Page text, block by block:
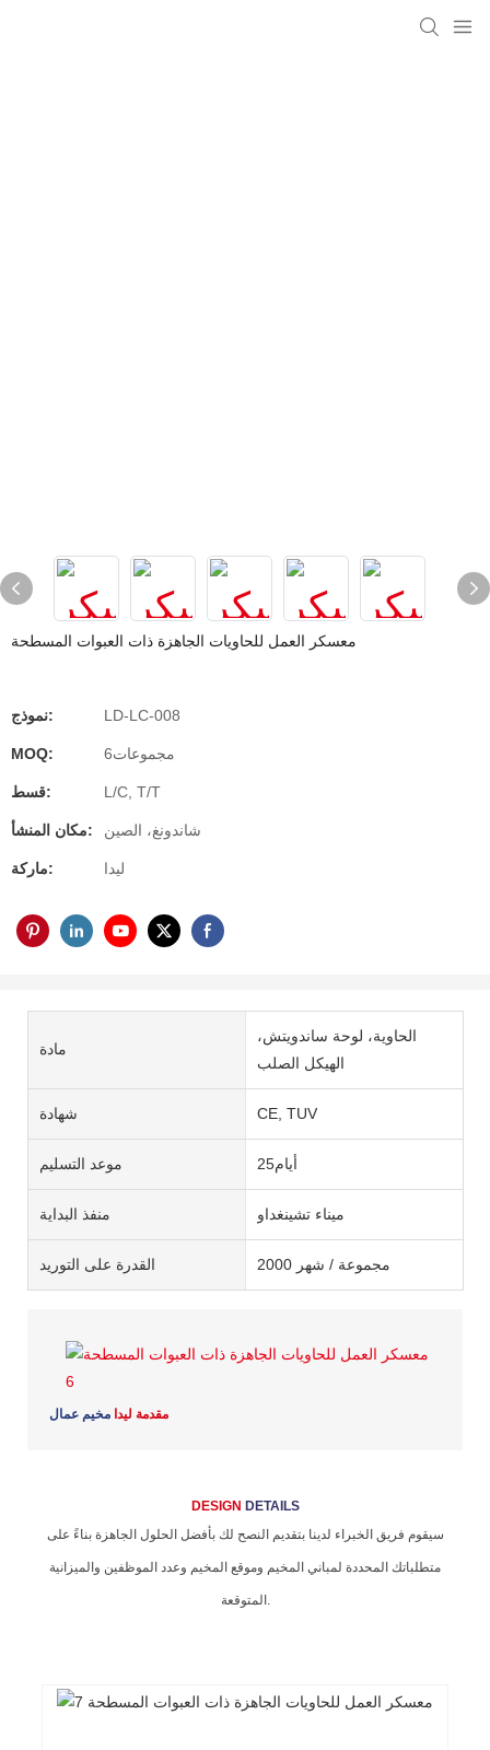
معسكر العمل للحاويات الجاهزة ذات العبوات المسطحة
نموذج: LD-LC-008
MOQ: مجموعات6
قسط: L/C, T/T
مكان المنشأ: شاندونغ، الصين
ماركة: ليدا
مادة
الحاوية، لوحة ساندويتش،
الهيكل الصلب
شهادة CE, TUV
موعد التسليم أيام25
منفذ البداية ميناء تشينغداو
القدرة على التوريد 2000 مجموعة / شهر
مقدمة ليدا مخيم عمال
DESIGN DETAILS
سيقوم فريق الخبراء لدينا بتقديم النصح لك بأفضل الحلول الجاهزة بناءً على
متطلباتك المحددة لمباني المخيم وموقع المخيم وعدد الموظفين والميزانية
المتوقعة.